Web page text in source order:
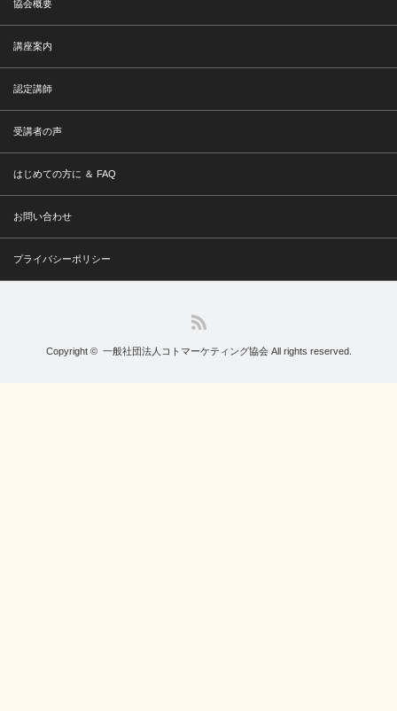
協会概要
講座案内
認定講師
受講者の声
はじめての方に ＆ FAQ
お問い合わせ
プライバシーポリシー
Copyright © 一般社団法人コトマーケティング協会All rights reserved.